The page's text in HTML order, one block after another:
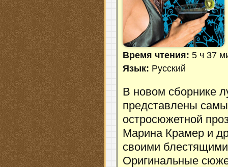
Время чтения:5 ч 37
Язык: Русский
В новом сборнике
представлены
остросюжетной
Марина Крамер и
своими
Оригинальные